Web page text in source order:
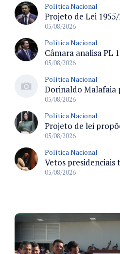
Política Nacional
05/08/2026
Política Nacional
05/08/2026
Política Nacional
05/08/2026
Política Nacional
05/08/2026
Política Nacional
05/08/2026